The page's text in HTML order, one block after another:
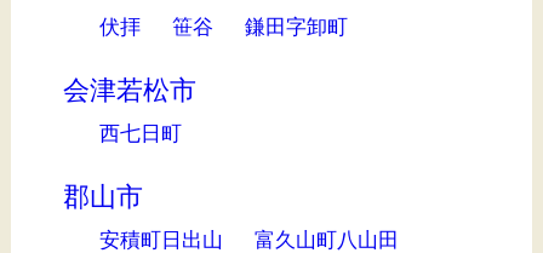
伏拝 笹谷 鎌田字卸町
会津若松市
西七日町
郡山市
安積町日出山
富久山町八山田